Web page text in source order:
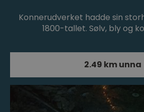
Konnerudverket hadde sin
1800-tallet. Sølv, bly og
2.49 km unna